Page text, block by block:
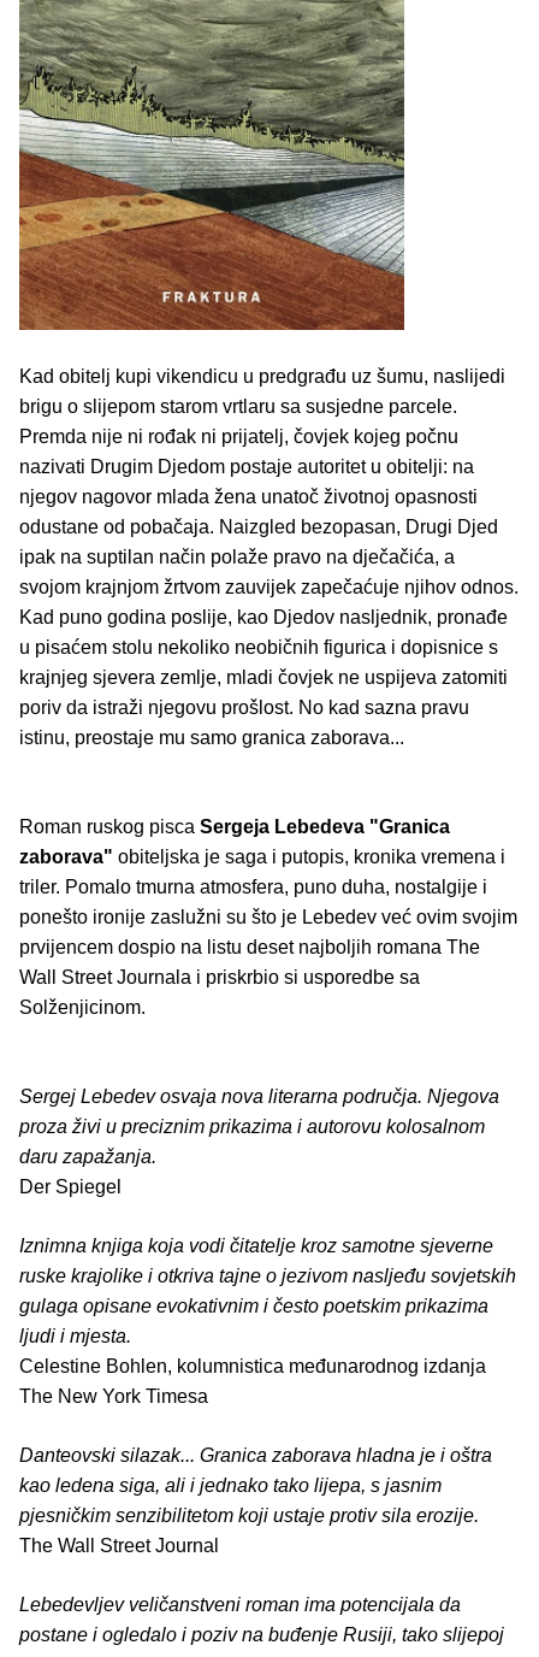
Kad obitelj kupi vikendicu u predgrađu uz šumu, naslijedi
brigu o slijepom starom vrtlaru sa susjedne parcele.
Premda nije ni rođak ni prijatelj, čovjek kojeg počnu
nazivati Drugim Djedom postaje autoritet u obitelji: na
njegov nagovor mlada žena unatoč životnoj opasnosti
odustane od pobačaja. Naizgled bezopasan, Drugi Djed
ipak na suptilan način polaže pravo na dječačića, a
svojom krajnjom žrtvom zauvijek zapečaćuje njihov odnos.
Kad puno godina poslije, kao Djedov nasljednik, pronađe
u pisaćem stolu nekoliko neobičnih figurica i dopisnice s
krajnjeg sjevera zemlje, mladi čovjek ne uspijeva zatomiti
poriv da istraži njegovu prošlost. No kad sazna pravu
istinu, preostaje mu samo granica zaborava...
Roman ruskog pisca Sergeja Lebedeva "Granica
zaborava" obiteljska je saga i putopis, kronika vremena i
triler. Pomalo tmurna atmosfera, puno duha, nostalgije i
ponešto ironije zaslužni su što je Lebedev već ovim svojim
prvijencem dospio na listu deset najboljih romana The
Wall Street Journala i priskrbio si usporedbe sa
Solženjicinom.
Sergej Lebedev osvaja nova literarna područja. Njegova
proza živi u preciznim prikazima i autorovu kolosalnom
daru zapažanja.
Der Spiegel
Iznimna knjiga koja vodi čitatelje kroz samotne sjeverne
ruske krajolike i otkriva tajne o jezivom nasljeđu sovjetskih
gulaga opisane evokativnim i često poetskim prikazima
ljudi i mjesta.
Celestine Bohlen, kolumnistica međunarodnog izdanja
The New York Timesa
Danteovski silazak... Granica zaborava hladna je i oštra
kao ledena siga, ali i jednako tako lijepa, s jasnim
pjesničkim senzibilitetom koji ustaje protiv sila erozije.
The Wall Street Journal
Lebedevljev veličanstveni roman ima potencijala da
postane i ogledalo i poziv na buđenje Rusiji, tako slijepoj